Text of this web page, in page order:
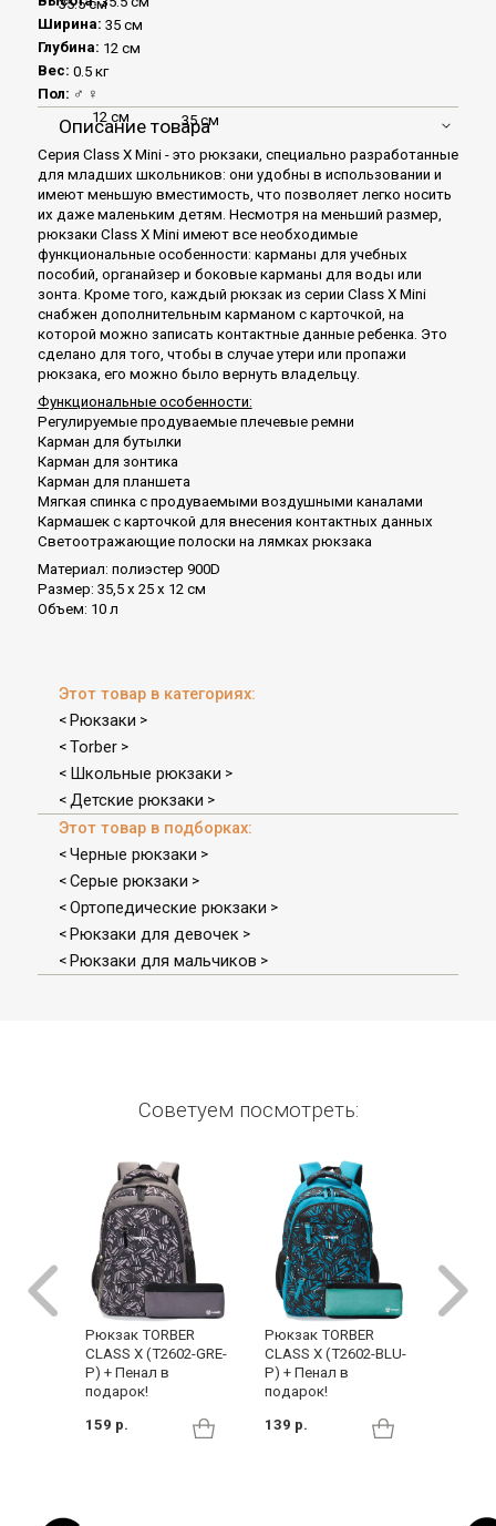
35.5 см
12 см 35 см
Ширина: 35 см
Глубина: 12 см
Вес: 0.5 кг
Пол: ♂ ♀
Описание товара
Серия Class X Mini - это рюкзаки, специально разработанные
для младших школьников: они удобны в использовании и
имеют меньшую вместимость, что позволяет легко носить
их даже маленьким детям. Несмотря на меньший размер,
рюкзаки Class X Mini имеют все необходимые
функциональные особенности: карманы для учебных
пособий, органайзер и боковые карманы для воды или
зонта. Кроме того, каждый рюкзак из серии Class X Mini
снабжен дополнительным карманом с карточкой, на
которой можно записать контактные данные ребенка. Это
сделано для того, чтобы в случае утери или пропажи
рюкзака, его можно было вернуть владельцу.
Функциональные особенности:
Регулируемые продуваемые плечевые ремни
Карман для бутылки
Карман для зонтика
Карман для планшета
Мягкая спинка с продуваемыми воздушными каналами
Кармашек с карточкой для внесения контактных данных
Светоотражающие полоски на лямках рюкзака
Материал: полиэстер 900D
Размер: 35,5 x 25 x 12 см
Объем: 10 л
Этот товар в категориях:
< Рюкзаки >
< Torber>
< Школьные рюкзаки >
< Детские рюкзаки >
Этот товар в подборках:
< Черные рюкзаки >
< Серые рюкзаки >
< Ортопедические рюкзаки >
< Рюкзаки для девочек >
< Рюкзаки для мальчиков >
Советуем посмотреть:
Рюкзак TORBER
CLASS X (T2602-GRE-
P) + Пенал в
подарок!
159 р.
Рюкзак TORBER
CLASS X (T2602-BLU-
P) + Пенал в
подарок!
139 р.